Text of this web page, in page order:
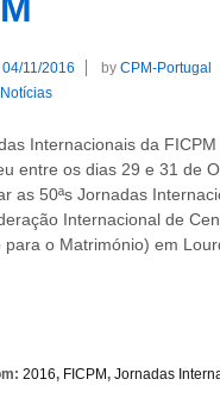
04/11/2016 by CPM-Portugal
Notícias
Internacionais da
entre os dias 29 e 31 de
as 50ªs Jornadas
Internacional de
para o Matrimónio) em
2016, FICPM, Jornadas